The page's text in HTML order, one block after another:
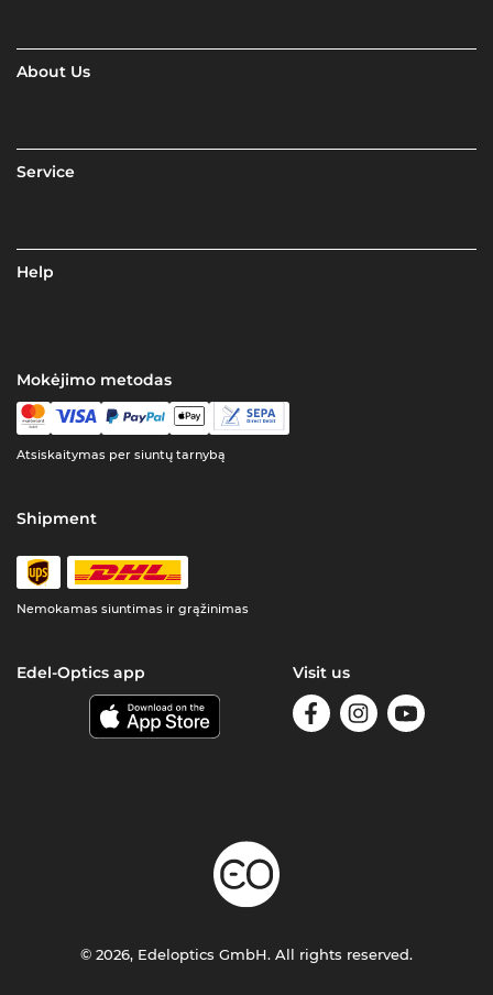
About Us
Service
Help
Mokėjimo metodas
Atsiskaitymas per siuntų tarnybą
Shipment
Nemokamas siuntimas ir grąžinimas
Edel-Optics app Visit us
© 2026, Edeloptics GmbH. All rights reserved.